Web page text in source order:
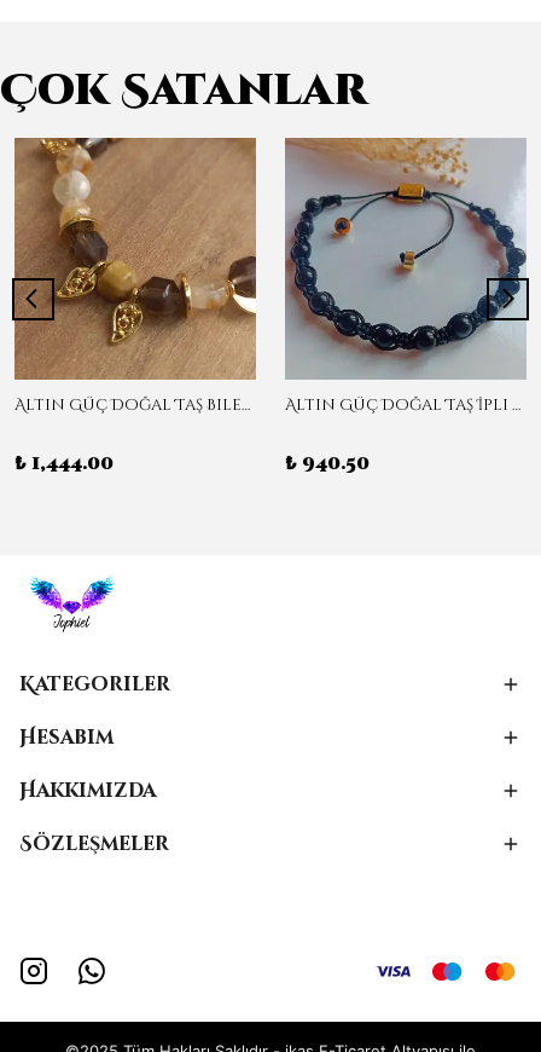
Çok Satanlar
Altın Güç Doğal Taş Bileklik
₺ 1,444.00
Altın Güç Doğal Taş İpli Tasarım
₺ 940.50
Kategoriler
Hesabım
Hakkımızda
Sözleşmeler